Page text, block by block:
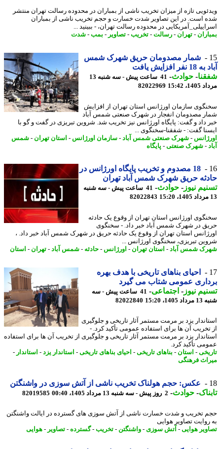
تازه از میزان تخریب ناشی از بمباران در محدوده رسالت تهران منتشر
است. در این تصاویر شدت خسارت و حجم تخریب ناشی از بمباران
در محدوده رسالت تهران، - ببینید ...
- تهران- رسالت-تخریب-تصاویر-بمب -شدت
شمار مصدومان حریق شهرک شمس
افزایش یافت
-حوادث -
41 ساعت پیش - سه شنبه 13
15:42
82022969
سازمان اورژانس استان تهران از افزایش
مصدومان انفجار در شهرک صنعتی شمس آباد
داد و گفت: پایگاه اورژانس نیز تخریب شد. شروین تبریزی در گفت و گو با
گفت: - شفقنا-سخنگوی ...
-شهرک صنعتی شمس آباد- سازمان اورژانس -استان تهران-
شمس
شهرک صنعتی-پایگاه
18 مصدوم و تخریب پایگاه اورژانس در
حریق شهرک شمس آباد تهران
نیوز-حوادث -
41 ساعت پیش - سه شنبه
82022843
اورژانس استان تهران از وقوع یک حادثه
در شهرک شمس آباد خبر داد. - سخنگوی
استان تهران از وقوع یک حادثه حریق در شهرک شمس آباد خبر داد. ،
تبریزی، سخنگوی اورژانس ...
شمس آباد- استان تهران- اورژانس -حادثه-شمس آباد- تهران- استان
احیای بناهای تاریخی با هدف بهره
عمومی شتاب می گیرد
نیوز-اجتماعی-
41 ساعت پیش - سه
15:20
82022840
یزد بر مرمت مستمر آثار تاریخی و جلوگیری
آن ها برای استفاده عمومی تأکید کرد. -
یزد بر مرمت مستمر آثار تاریخی و جلوگیری از تخریب آن ها برای استفاده
تأکید کرد.
-استان-بناهای تاریخی -احیای بناهای تاریخی -استاندار یزد -استاندار-
فرهنگی
عکس: حجم هولناک تخریب ناشی از آتش سوزی در واشنگتن
-حوادث -2 روز پیش - سه شنبه 13 مرداد 1405، 00:40 82019585
تخریب و شدت خسارت ناشی از آتش سوزی های گسترده در ایالت واشنگتن
تصاویر هوایی
هوایی- آتش سوزی- واشنگتن-تخریب-گسترده- تصاویر-هوایی